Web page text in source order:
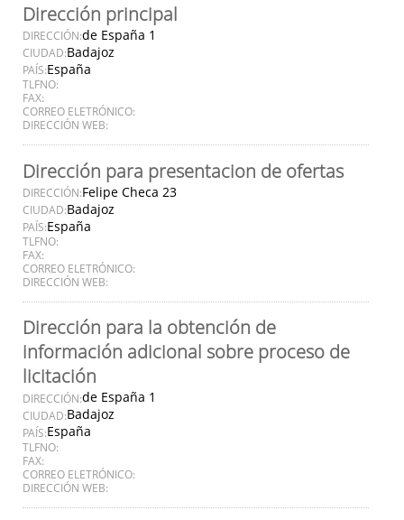
Dirección principal
DIRECCIÓN:de España 1
CIUDAD:Badajoz
PAÍS:España
TLFNO:
FAX:
CORREO ELETRÓNICO:
DIRECCIÓN WEB:
Dirección para presentacion de ofertas
DIRECCIÓN:Felipe Checa 23
CIUDAD:Badajoz
PAÍS:España
TLFNO:
FAX:
CORREO ELETRÓNICO:
DIRECCIÓN WEB:
Dirección para la obtención de
información adicional sobre proceso de
licitación
DIRECCIÓN:de España 1
CIUDAD:Badajoz
PAÍS:España
TLFNO:
FAX:
CORREO ELETRÓNICO:
DIRECCIÓN WEB: